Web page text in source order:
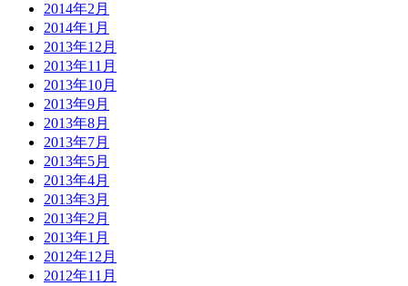
2014年2月
2014年1月
2013年12月
2013年11月
2013年10月
2013年9月
2013年8月
2013年7月
2013年5月
2013年4月
2013年3月
2013年2月
2013年1月
2012年12月
2012年11月